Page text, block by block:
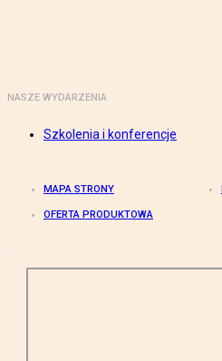
NASZE WYDARZENIA
Szkolenia i konferencje
MAPA STRONY
OFERTA PRODUKTOWA